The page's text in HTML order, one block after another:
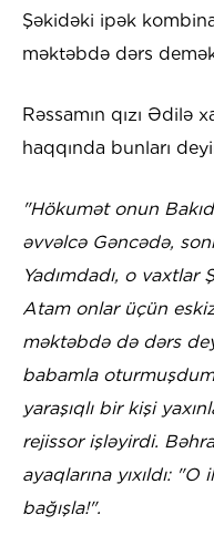
Şəkidəki ipək
məktəbdə dərs
Rəssamın qızı Ədilə
haqqında bunları
"Hökumət onun
əvvəlcə Gəncədə,
Yadımdadı, o vaxtlar
Atam onlar üçün
məktəbdə də dərs
babamla
yaraşıqlı bir kişi
rejissor işləyirdi.
ayaqlarına yıxıldı:
bağışla!".